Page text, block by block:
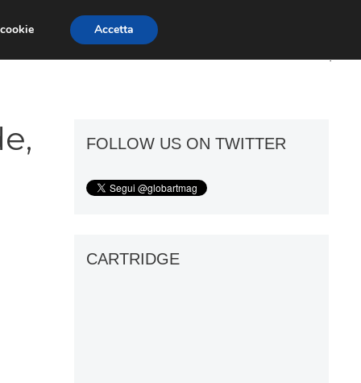
ART GOSSIP FIERE GALLERIE
FOLLOW US ON TWITTER
CARTRIDGE
Accetta